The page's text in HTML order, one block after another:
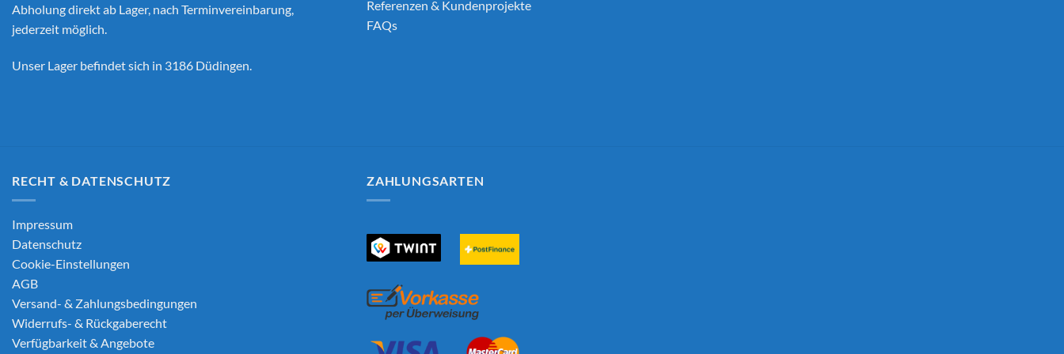
Abholung direkt ab Lager, nach Terminvereinbarung,
jederzeit möglich.
Unser Lager befindet sich in 3186 Düdingen.
Referenzen & Kundenprojekte
FAQs
RECHT & DATENSCHUTZ
Impressum
Datenschutz
Cookie-Einstellungen
AGB
Versand- & Zahlungsbedingungen
Widerrufs- & Rückgaberecht
Verfügbarkeit & Angebote
ZAHLUNGSARTEN